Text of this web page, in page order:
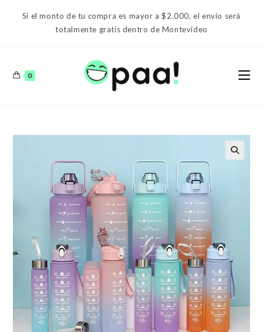
Si el monto de tu compra es mayor a $2.000, el envío será
totalmente gratis dentro de Montevideo
0